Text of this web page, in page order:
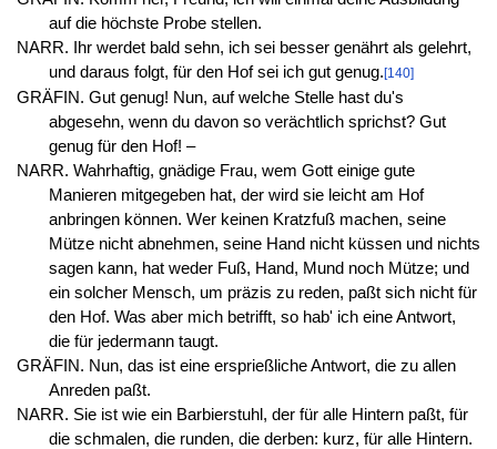
auf die höchste Probe stellen.
NARR. Ihr werdet bald sehn, ich sei besser genährt als gelehrt,
und daraus folgt, für den Hof sei ich gut genug.[140]
GRÄFIN. Gut genug! Nun, auf welche Stelle hast du's
abgesehn, wenn du davon so verächtlich sprichst? Gut
genug für den Hof! –
NARR. Wahrhaftig, gnädige Frau, wem Gott einige gute
Manieren mitgegeben hat, der wird sie leicht am Hof
anbringen können. Wer keinen Kratzfuß machen, seine
Mütze nicht abnehmen, seine Hand nicht küssen und nichts
sagen kann, hat weder Fuß, Hand, Mund noch Mütze; und
ein solcher Mensch, um präzis zu reden, paßt sich nicht für
den Hof. Was aber mich betrifft, so hab' ich eine Antwort,
die für jedermann taugt.
GRÄFIN. Nun, das ist eine ersprießliche Antwort, die zu allen
Anreden paßt.
NARR. Sie ist wie ein Barbierstuhl, der für alle Hintern paßt, für
die schmalen, die runden, die derben: kurz, für alle Hintern.